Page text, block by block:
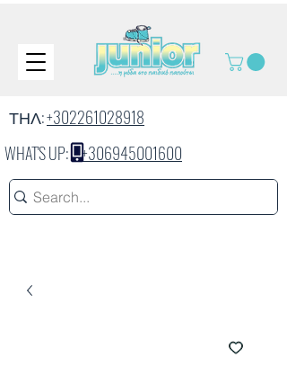
ΤΗΛ:+302261028918
WHAT'S UP:+306945001600